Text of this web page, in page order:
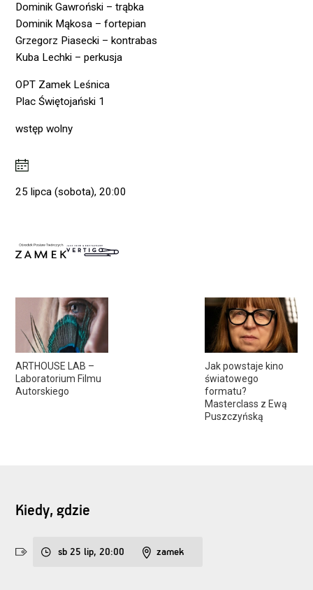
ARTHOUSE LAB –
Laboratorium Filmu
Autorskiego
Jak powstaje kino
światowego
formatu?
Masterclass z Ewą
Puszczyńską
Dominik Gawroński – trąbka
Dominik Mąkosa – fortepian
Grzegorz Piasecki – kontrabas
Kuba Lechki – perkusja
OPT Zamek Leśnica
Plac Świętojański 1
wstęp wolny
25 lipca (sobota), 20:00
Kiedy, gdzie
sb 25 lip, 20:00 zamek